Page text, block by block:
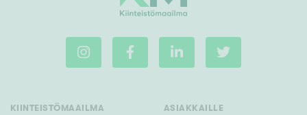
KIINTEISTÖMAAILMA ASIAKKAILLE